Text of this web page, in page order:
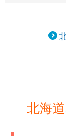
北海